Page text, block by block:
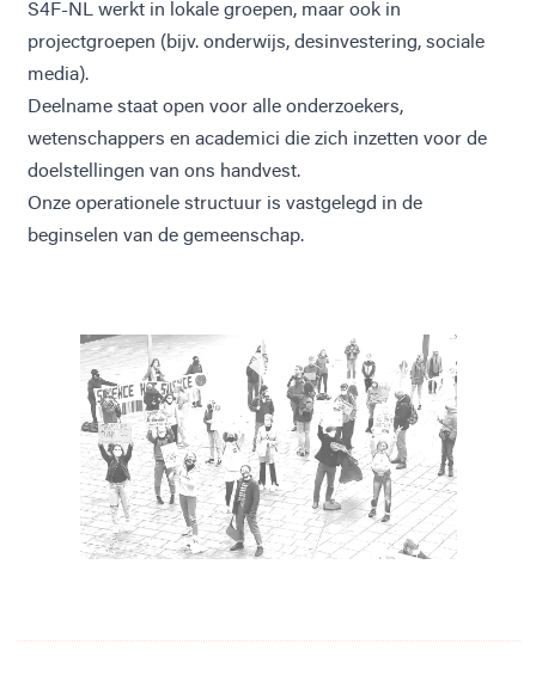
S4F-NL werkt in lokale groepen, maar ook in
projectgroepen (bijv. onderwijs, desinvestering, sociale
media).
Deelname staat open voor alle onderzoekers,
wetenschappers en academici die zich inzetten voor de
doelstellingen van ons handvest.
Onze operationele structuur is vastgelegd in de
beginselen van de gemeenschap.